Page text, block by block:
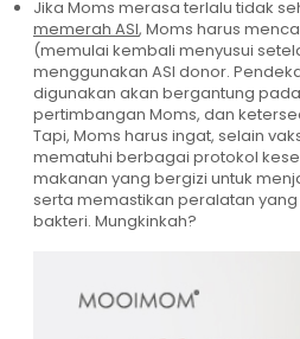
Jika Moms merasa terlalu tidak
memerah ASI, Moms harus
(memulai kembali menyusui
menggunakan ASI donor.
digunakan akan bergantung
pertimbangan Moms, dan
Tapi, Moms harus ingat, selain
mematuhi berbagai protokol
makanan yang bergizi untuk
serta memastikan peralatan
bakteri. Mungkinkah?